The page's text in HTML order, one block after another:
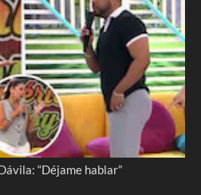
“Déjame hablar”